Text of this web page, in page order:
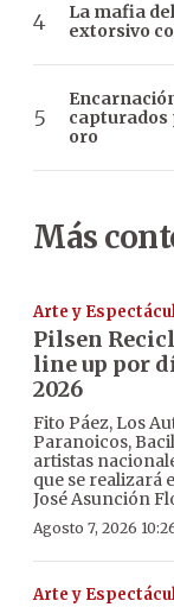
La mafia
extorsivo
capturados
oro
Más
Arte y
Pilsen
line up por
2026
Fito Páez, Los
Paranoicos,
artistas
que se realizará
José Asunción
Agosto 7, 2026
Arte y